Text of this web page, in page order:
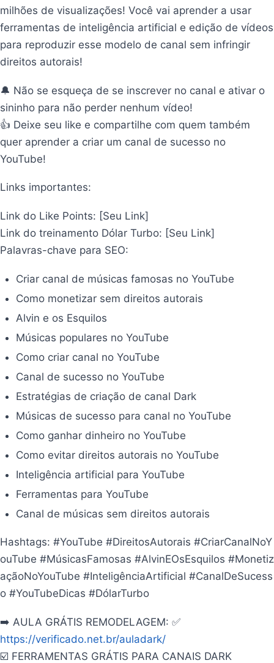
milhões de visualizações! Você vai aprender a usar
ferramentas de inteligência artificial e edição de vídeos
para reproduzir esse modelo de canal sem infringir
direitos autorais!
🔔 Não se esqueça de se inscrever no canal e ativar o
sininho para não perder nenhum vídeo!
👍 Deixe seu like e compartilhe com quem também
quer aprender a criar um canal de sucesso no
YouTube!
Links importantes:
Link do Like Points: [Seu Link]
Link do treinamento Dólar Turbo: [Seu Link]
Palavras-chave para SEO:
Criar canal de músicas famosas no YouTube
Como monetizar sem direitos autorais
Alvin e os Esquilos
Músicas populares no YouTube
Como criar canal no YouTube
Canal de sucesso no YouTube
Estratégias de criação de canal Dark
Músicas de sucesso para canal no YouTube
Como ganhar dinheiro no YouTube
Como evitar direitos autorais no YouTube
Inteligência artificial para YouTube
Ferramentas para YouTube
Canal de músicas sem direitos autorais
Hashtags: #YouTube #DireitosAutorais #CriarCanalNoY
ouTube #MúsicasFamosas #AlvinEOsEsquilos #Monetiz
açãoNoYouTube #InteligênciaArtificial #CanalDeSucess
o #YouTubeDicas #DólarTurbo
➡️ AULA GRÁTIS REMODELAGEM: ✅
https://verificado.net.br/auladark/
☑️ FERRAMENTAS GRÁTIS PARA CANAIS DARK